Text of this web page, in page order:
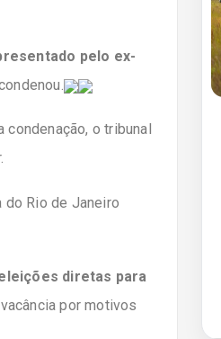
pelo ex-
condenação, o tribunal
Rio de Janeiro
diretas para
por motivos